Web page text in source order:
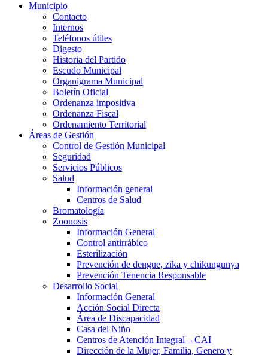
Municipio
Contacto
Internos
Teléfonos útiles
Digesto
Historia del Partido
Escudo Municipal
Organigrama Municipal
Boletín Oficial
Ordenanza impositiva
Ordenanza Fiscal
Ordenamiento Territorial
Áreas de Gestión
Control de Gestión Municipal
Seguridad
Servicios Públicos
Salud
Información general
Centros de Salud
Bromatología
Zoonosis
Información General
Control antirrábico
Esterilización
Prevención de dengue, zika y chikungunya
Prevención Tenencia Responsable
Desarrollo Social
Información General
Acción Social Directa
Área de Discapacidad
Casa del Niño
Centros de Atención Integral – CAI
Dirección de la Mujer, Familia, Genero y